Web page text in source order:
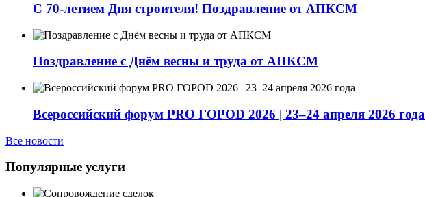
С 70-летием Дня строителя! Поздравление от АПКСМ
Поздравление с Днём весны и труда от АПКСМ
Всероссийский форум PRO ГОРОD 2026 | 23–24 апреля 2026 года
Все новости
Популярные услуги